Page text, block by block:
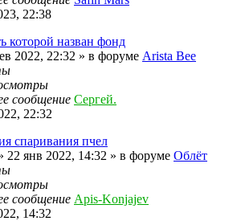
22:38
которой назван фонд
2022, 22:32 » в форуме Arista Bee
сообщение Сергей.
22:32
спаривания пчел
22 янв 2022, 14:32 » в форуме Облёт
сообщение Apis-Konjajev
14:32